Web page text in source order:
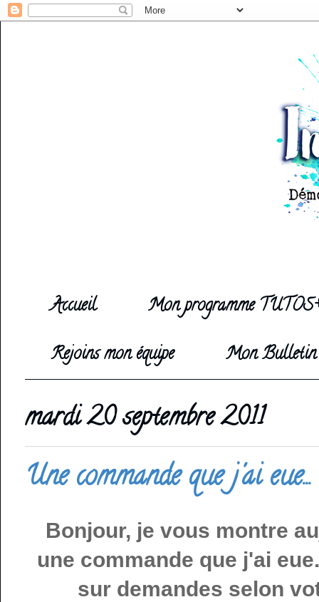
Accueil
Mon programme
Rejoins mon équipe
Mon
mardi 20 septembre 2011
Une commande que j'ai eue...
Bonjour, je vous montre
une commande que j'ai
sur demandes selon